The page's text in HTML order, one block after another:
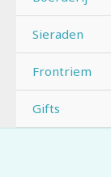
Sieraden
Frontriem
Gifts